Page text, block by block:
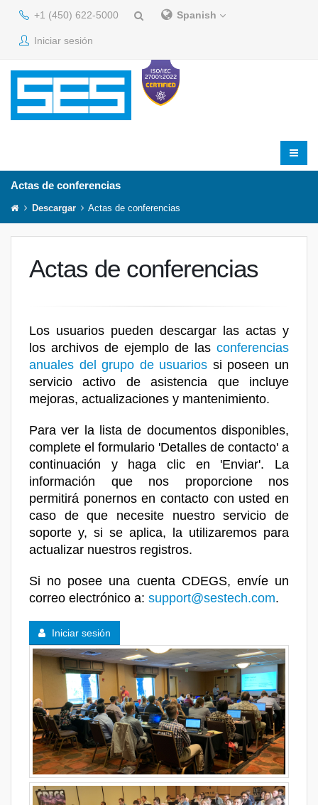
+1 (450) 622-5000 Spanish
Iniciar sesión
Actas de conferencias
Descargar Actas de conferencias
Actas de conferencias
Los usuarios pueden descargar las actas y
los archivos de ejemplo de las conferencias
anuales del grupo de usuarios si poseen un
servicio activo de asistencia que incluye
mejoras, actualizaciones y mantenimiento.
Para ver la lista de documentos disponibles,
complete el formulario 'Detalles de contacto' a
continuación y haga clic en 'Enviar'. La
información que nos proporcione nos
permitirá ponernos en contacto con usted en
caso de que necesite nuestro servicio de
soporte y, si se aplica, la utilizaremos para
actualizar nuestros registros.
Si no posee una cuenta CDEGS, envíe un
correo electrónico a: support@sestech.com.
Iniciar sesión